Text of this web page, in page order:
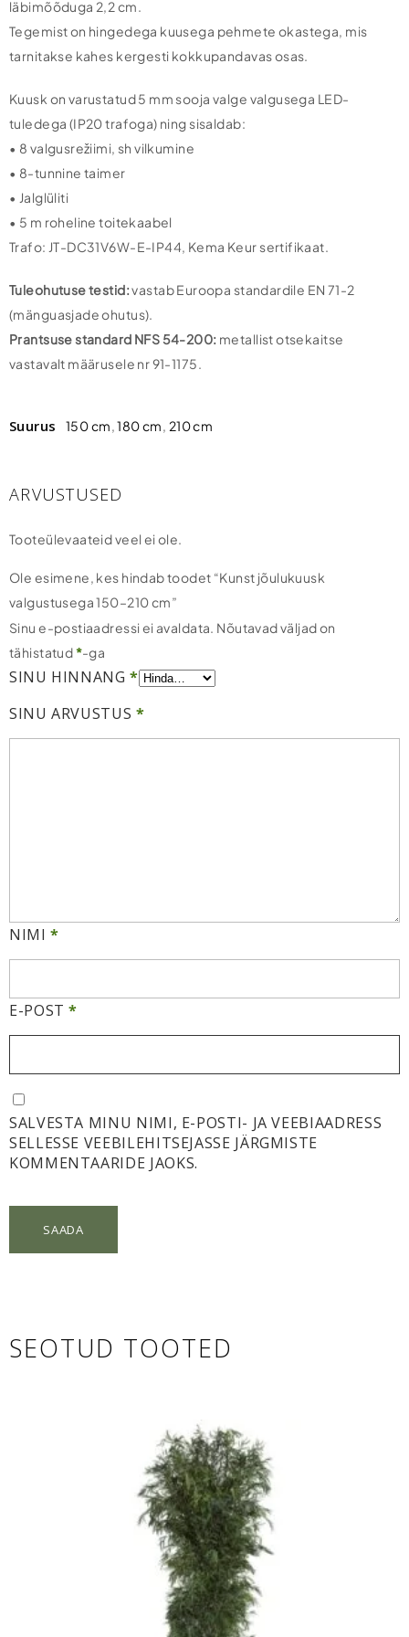
läbimõõduga 2,2 cm.
Tegemist on hingedega kuusega pehmete okastega, mis
tarnitakse kahes kergesti kokkupandavas osas.
Kuusk on varustatud 5 mm sooja valge valgusega LED-
tuledega (IP20 trafoga) ning sisaldab:
• 8 valgusrežiimi, sh vilkumine
• 8-tunnine taimer
• Jalglüliti
• 5 m roheline toitekaabel
Trafo: JT-DC31V6W-E-IP44, Kema Keur sertifikaat.
Tuleohutuse testid:vastab Euroopa standardile EN 71-2
(mänguasjade ohutus).
Prantsuse standard NFS 54-200: metallist otsekaitse
vastavalt määrusele nr 91-1175.
Suurus 150 cm,180 cm, 210 cm
ARVUSTUSED
Tooteülevaateid veel ei ole.
Ole esimene, kes hindab toodet “Kunst jõulukuusk
valgustusega 150–210 cm”
Sinu e-postiaadressi ei avaldata. Nõutavad väljad on
tähistatud*-ga
SINU HINNANG*
SINU ARVUSTUS *
NIMI*
E-POST*
SALVESTA MINU NIMI, E-POSTI- JA VEEBIAADRESS
SELLESSE VEEBILEHITSEJASSE JÄRGMISTE
KOMMENTAARIDE JAOKS.
SEOTUD TOOTED
This